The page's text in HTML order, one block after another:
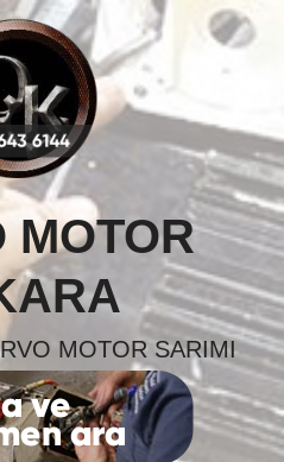
MOTOR
MOTOR SARIMI